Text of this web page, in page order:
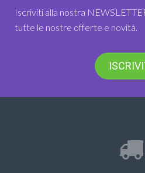
Iscriviti alla nostra
tutte le nostre offerte e novità.